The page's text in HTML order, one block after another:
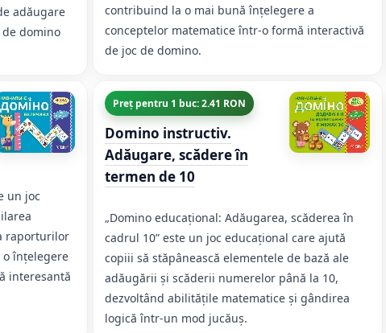
adăugare
domino
contribuind la o mai bună înțelegere a
conceptelor matematice într-o formă interactivă
de joc de domino.
un joc
raporturilor
o înțelegere
interesantă
Preț pentru 1 buc: 2.41 RON
Domino instructiv.
Adăugare, scădere în
termen de 10
„Domino educațional: Adăugarea, scăderea în
cadrul 10” este un joc educațional care ajută
copiii să stăpânească elementele de bază ale
adăugării și scăderii numerelor până la 10,
dezvoltând abilitățile matematice și gândirea
logică într-un mod jucăuș.